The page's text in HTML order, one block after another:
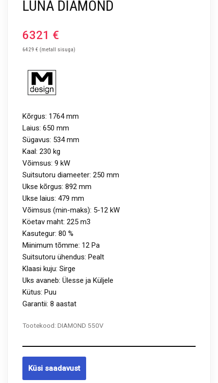
LUNA DIAMOND
6321 €
6429 € (metall sisuga)
Kõrgus: 1764 mm
Laius: 650 mm
Sügavus: 534 mm
Kaal: 230 kg
Võimsus: 9 kW
Suitsutoru diameeter: 250 mm
Ukse kõrgus: 892 mm
Ukse laius: 479 mm
Võimsus (min-maks): 5-12 kW
Köetav maht: 225 m3
Kasutegur: 80 %
Miinimum tõmme: 12 Pa
Suitsutoru ühendus: Pealt
Klaasi kuju: Sirge
Uks avaneb: Ülesse ja Küljele
Kütus: Puu
Garantii: 8 aastat
Tootekood: DIAMOND 550V
Küsi saadavust